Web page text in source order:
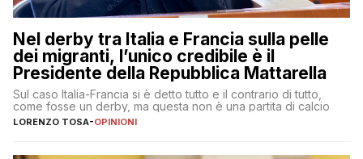
Nel derby tra Italia e Francia sulla pelle
dei migranti, l’unico credibile è il
Presidente della Repubblica Mattarella
Sul caso Italia-Francia si è detto tutto e il contrario di tutto,
come fosse un derby, ma questa non è una partita di calcio
LORENZO TOSA-OPINIONI